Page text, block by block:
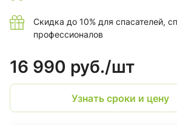
Скидка до 10% для спасателей,
профессионалов
16 990 руб./шт
Узнать сроки и цену